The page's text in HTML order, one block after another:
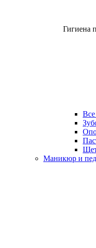
Гигиена
Все
Маникюр и